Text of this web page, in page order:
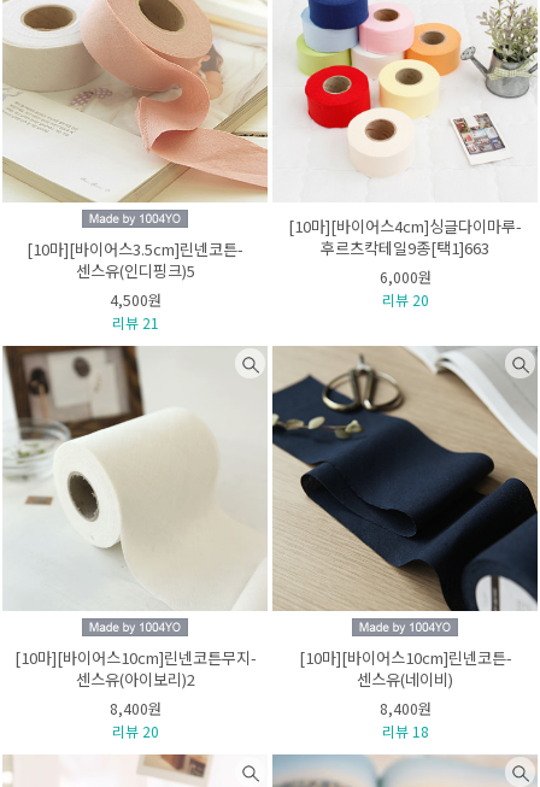
[10마][바이어스3.5cm]린넨코튼-
센스유(인디핑크)5
4,500원
리뷰 21
[10마][바이어스4cm]싱글다이마루-
후르츠칵테일9종[택1]663
6,000원
리뷰 20
[10마][바이어스10cm]린넨코튼무지-
센스유(아이보리)2
8,400원
리뷰 20
[10마][바이어스10cm]린넨코튼-
센스유(네이비)
8,400원
리뷰 18